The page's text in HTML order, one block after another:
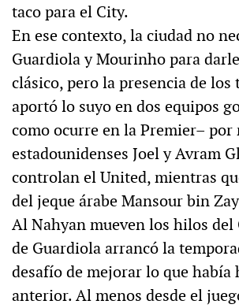
taco para el City.
En ese contexto, la ciudad no
Guardiola y Mourinho para
clásico, pero la presencia de los
aportó lo suyo en dos equipos
como ocurre en la Premier– por
estadounidenses Joel y Avram
controlan el United, mientras
del jeque árabe Mansour bin
Al Nahyan mueven los hilos del
de Guardiola arrancó la
desafío de mejorar lo que había
anterior. Al menos desde el